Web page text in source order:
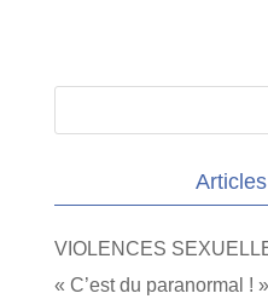
VIOLENCES
« C’est du paranormal !